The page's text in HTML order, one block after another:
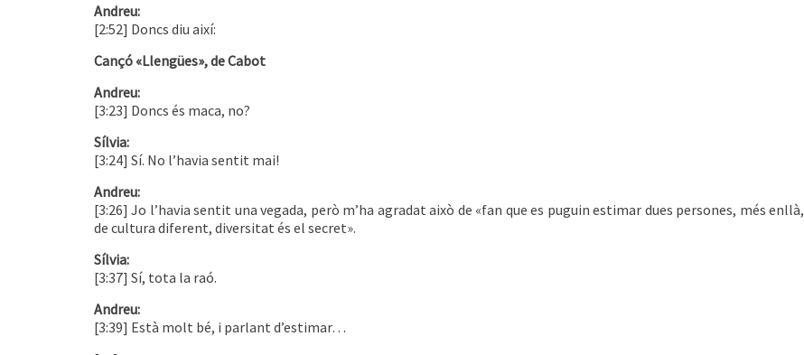
Andreu:
[2:52] Doncs diu així:
Cançó «Llengües», de Cabot
Andreu:
[3:23] Doncs és maca, no?
Sílvia:
[3:24] Sí. No l’havia sentit mai!
Andreu:
[3:26] Jo l’havia sentit una vegada, però m’ha agradat això de «fan que es puguin estimar dues persones, més enllà,
de cultura diferent, diversitat és el secret».
Sílvia:
[3:37] Sí, tota la raó.
Andreu:
[3:39] Està molt bé, i parlant d’estimar…